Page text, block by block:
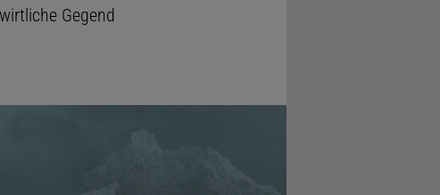
Gegend